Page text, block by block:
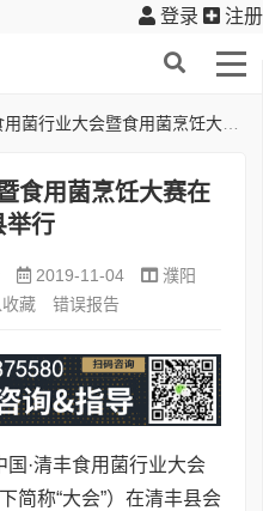
登录 注册
行业大会暨食用菌烹饪大赛在清丰县举行
食用菌烹饪大赛在
举行
2019-11-04
濮阳
藏 错误报告
·清丰食用菌行业大会
简称“大会”）在清丰县会